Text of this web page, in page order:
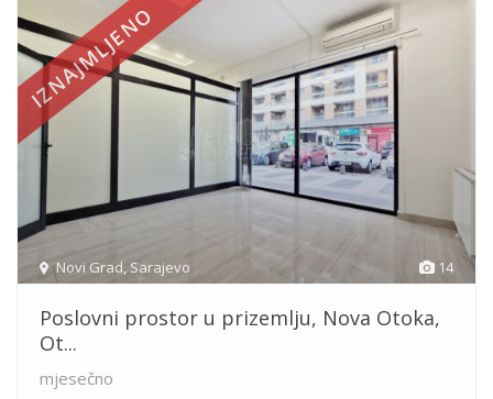
14
Novi Grad, Sarajevo
IZNAJMLJENO
Poslovni prostor u prizemlju, Nova Otoka,
Ot...
mjesečno